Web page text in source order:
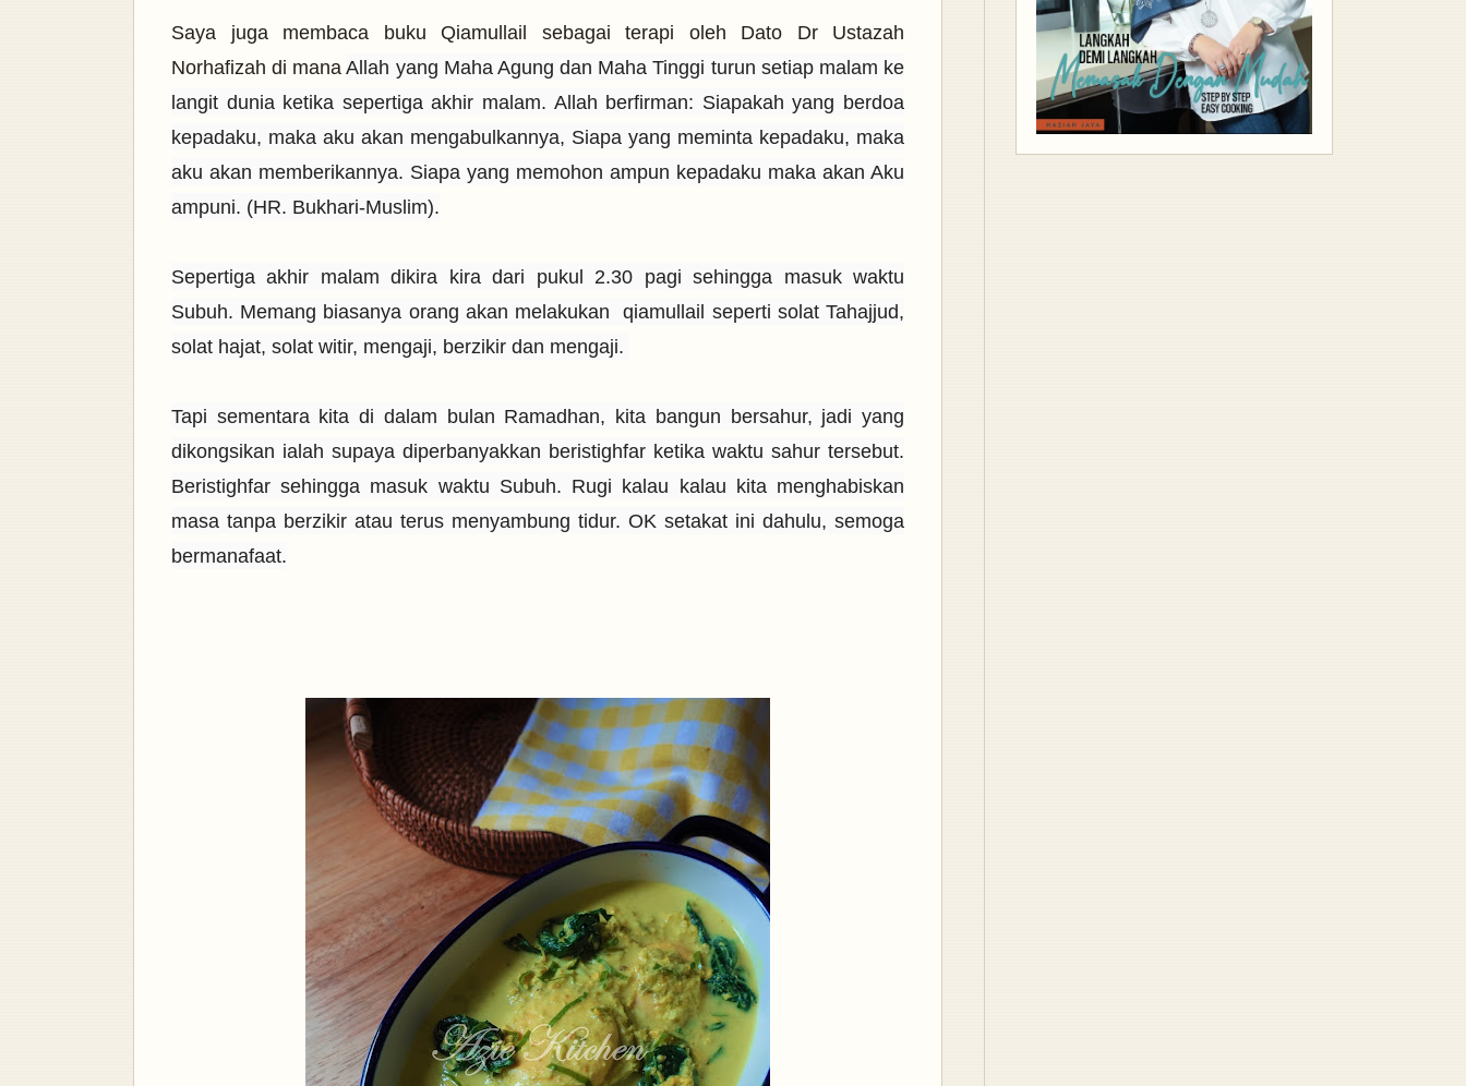
Saya juga membaca buku Qiamullail sebagai terapi oleh Dato Dr Ustazah
Norhafizah di manaAllah yang Maha Agung dan Maha Tinggi turun setiap malam ke
langit dunia ketika sepertiga akhir malam. Allah berfirman: Siapakah yang berdoa
kepadaku, maka aku akan mengabulkannya, Siapa yang meminta kepadaku, maka
aku akan memberikannya. Siapa yang memohon ampun kepadaku maka akan Aku
ampuni. (HR. Bukhari-Muslim).
Sepertiga akhir malam dikira kira dari pukul 2.30 pagi sehingga masuk waktu
Subuh. Memang biasanya orang akan melakukan qiamullail seperti solat Tahajjud,
solat hajat, solat witir, mengaji, berzikir dan mengaji.
Tapi sementara kita di dalam bulan Ramadhan, kita bangun bersahur, jadi yang
dikongsikan ialah supaya diperbanyakkan beristighfar ketika waktu sahur tersebut.
Beristighfar sehingga masuk waktu Subuh. Rugi kalau kalau kita menghabiskan
masa tanpa berzikir atau terus menyambung tidur. OK setakat ini dahulu, semoga
bermanafaat.